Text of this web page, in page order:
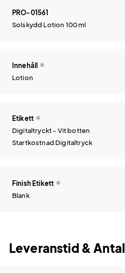
PRO-01561
Solskydd Lotion 100 ml
Innehåll
Lotion
Etikett
Digitaltryckt - Vit botten
Startkostnad Digitaltryck
Finish Etikett
Blank
Leveranstid & Antal